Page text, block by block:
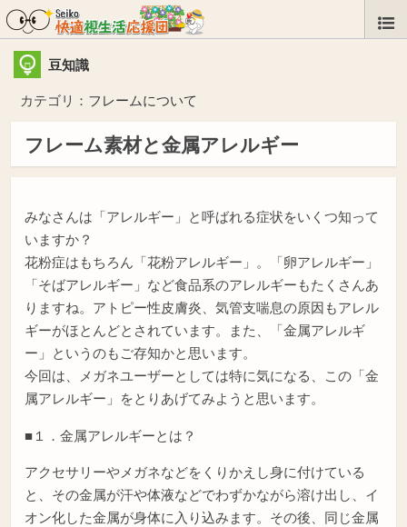
豆知識
カテゴリ： フレームについて
フレーム素材と金属アレルギー
みなさんは「アレルギー」と呼ばれる症状をいくつ知って
いますか？
花粉症はもちろん「花粉アレルギー」。「卵アレルギー」
「そばアレルギー」など食品系のアレルギーもたくさんあ
りますね。アトピー性皮膚炎、気管支喘息の原因もアレル
ギーがほとんどとされています。また、「金属アレルギ
ー」というのもご存知かと思います。
今回は、メガネユーザーとしては特に気になる、この「金
属アレルギー」をとりあげてみようと思います。
■１．金属アレルギーとは？
アクセサリーやメガネなどをくりかえし身に付けている
と、その金属が汗や体液などでわずかながら溶け出し、イ
オン化した金属が身体に入り込みます。その後、同じ金属